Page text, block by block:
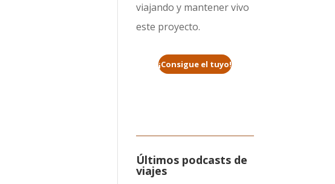
viajando y mantener vivo
este proyecto.
¡Consigue el tuyo!
Últimos podcasts de
viajes